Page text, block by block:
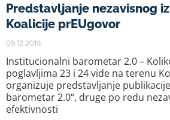
Predstavljanje nezavisnog
Koalicije prEUgovor
09.12.2019.
Institucionalni barometar 2.0 –
poglavljima 23 i 24 vide na terenu
organizuje predstavljanje
barometar 2.0“, druge po redu
efektivnosti